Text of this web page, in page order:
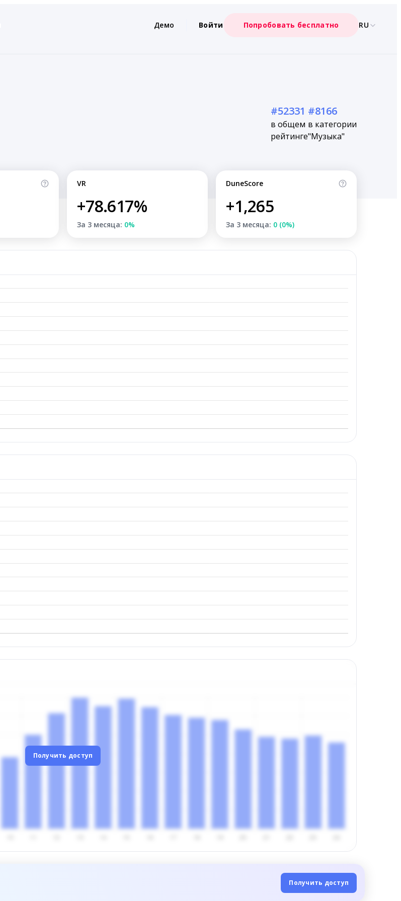
Демо Войти Попробовать бесплатно RU
#52331
в общем
рейтинге
#8166
в категории
"Музыка"
VR
+78.617%
За 3 месяца: 0%
DuneScore
+1,265
За 3 месяца: 0 (0%)
Получить доступ
Получить доступ